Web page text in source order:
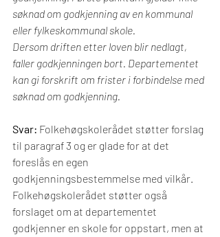
søknad om godkjenning av en kommunal
eller fylkeskommunal skole.
Dersom driften etter loven blir nedlagt,
faller godkjenningen bort. Departementet
kan gi forskrift om frister i forbindelse med
søknad om godkjenning.
Svar: Folkehøgskolerådet støtter forslag
til paragraf 3 og er glade for at det
foreslås en egen
godkjenningsbestemmelse med vilkår.
Folkehøgskolerådet støtter også
forslaget om at departementet
godkjenner en skole for oppstart, men at